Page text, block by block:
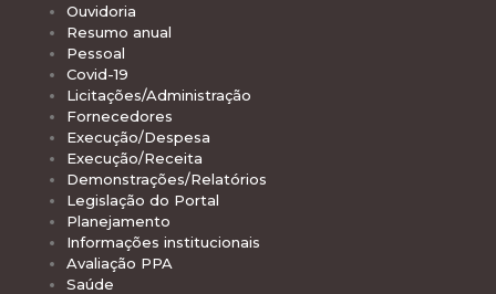
Ouvidoria
Resumo anual
Pessoal
Covid-19
Licitações/Administração
Fornecedores
Execução/Despesa
Execução/Receita
Demonstrações/Relatórios
Legislação do Portal
Planejamento
Informações institucionais
Avaliação PPA
Saúde